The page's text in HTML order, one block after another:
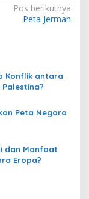
Pos berikutnya
Peta Jerman
Konflik antara
Peta Negara
dan Manfaat
Eropa?